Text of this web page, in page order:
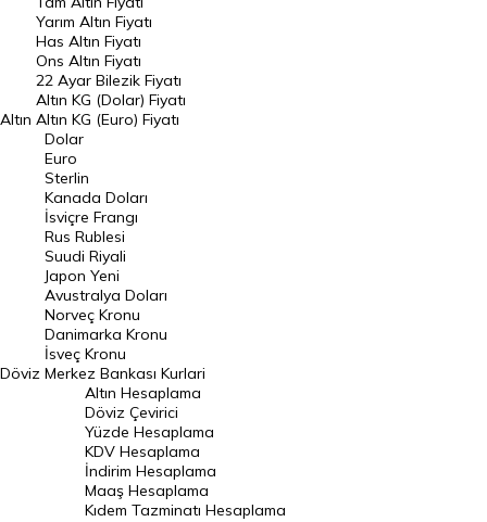
DÖVİZ
Döviz Kuru
Dolar Kuru
Euro Kuru
Pound Kuru
Frank Kuru
Riyal Kuru
Avustralya Doları
Danimarka Kronu Kuru
Kanada Doları Kuru
Norveç Kronu Kuru
İsveç Kronu Kuru
Japon Yeni Kuru
Serbest Piyasa Döviz Kurları
Merkez Bankası Döviz Kurları
Altın
Yarım Altın Fiyatı
Has Altın Fiyatı
Ons Altın Fiyatı
22 Ayar Bilezik Fiyatı
Altın KG (Dolar) Fiyatı
Altın KG (Euro) Fiyatı
Döviz
Dolar
Euro
Sterlin
Kanada Doları
İsviçre Frangı
Rus Rublesi
Suudi Riyali
Japon Yeni
Avustralya Doları
Norveç Kronu
Danimarka Kronu
İsveç Kronu
Merkez Bankası Kurlari
Altın Hesaplama
Döviz Çevirici
Yüzde Hesaplama
KDV Hesaplama
İndirim Hesaplama
Maaş Hesaplama
Kıdem Tazminatı Hesaplama